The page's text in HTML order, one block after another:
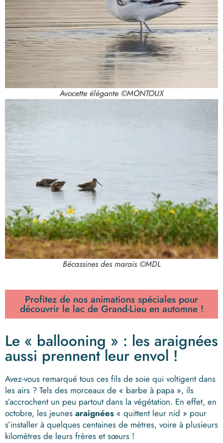
Avocette élégante ©MONTOUX
Bécassines des marais ©MDL
Profitez de nos animations spéciales pour
découvrir le lac de Grand-Lieu en automne !
Le « ballooning » : les araignées
aussi prennent leur envol !
Avez-vous remarqué tous ces fils de soie qui voltigent dans
les airs ? Tels des morceaux de « barbe à papa », ils
s’accrochent un peu partout dans la végétation. En effet, en
octobre, les jeunes araignées « quittent leur nid » pour
s’installer à quelques centaines de mètres, voire à plusieurs
kilomètres de leurs frères et sœurs !